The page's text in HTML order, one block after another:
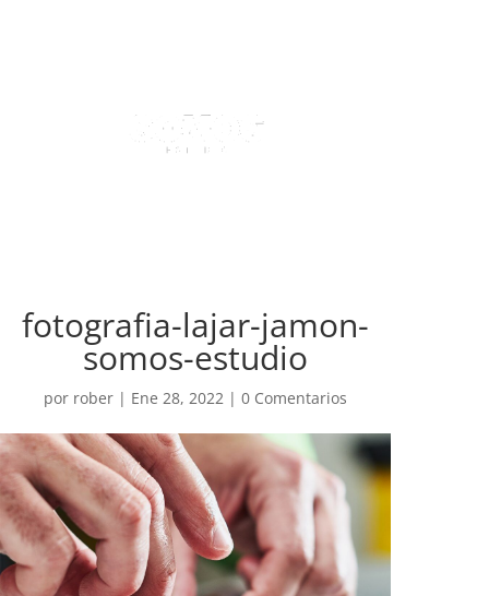
fotografia-lajar-jamon-
somos-estudio
por rober | Ene 28, 2022 |0 Comentarios